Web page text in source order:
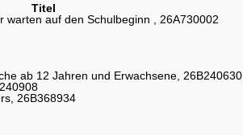
Titel
warten auf den Schulbeginn , 26A730002
ab 12 Jahren und Erwachsene, 26B240630
26B368934